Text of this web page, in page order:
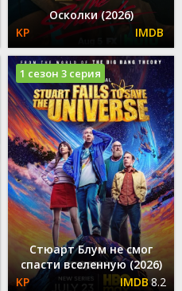
Осколки (2026)
Стюарт Блум не смог
спасти вселенную (2026)
8.2
1 сезон 3 серия